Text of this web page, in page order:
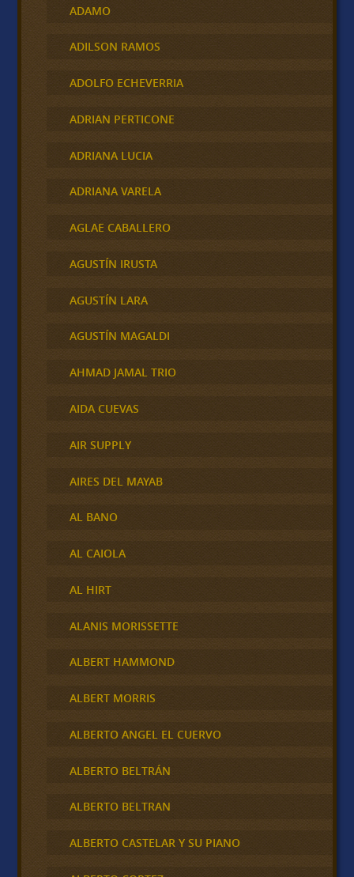
ADAMO
ADILSON RAMOS
ADOLFO ECHEVERRIA
ADRIAN PERTICONE
ADRIANA LUCIA
ADRIANA VARELA
AGLAE CABALLERO
AGUSTÍN IRUSTA
AGUSTÍN LARA
AGUSTÍN MAGALDI
AHMAD JAMAL TRIO
AIDA CUEVAS
AIR SUPPLY
AIRES DEL MAYAB
AL BANO
AL CAIOLA
AL HIRT
ALANIS MORISSETTE
ALBERT HAMMOND
ALBERT MORRIS
ALBERTO ANGEL EL CUERVO
ALBERTO BELTRÁN
ALBERTO BELTRAN
ALBERTO CASTELAR Y SU PIANO